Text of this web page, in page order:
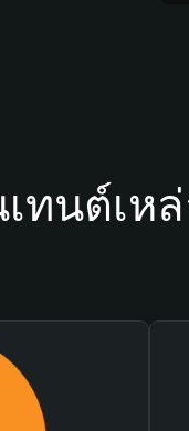
ทนต์เห